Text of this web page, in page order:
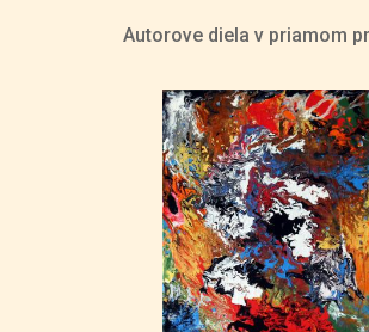
Autorove diela v priamom